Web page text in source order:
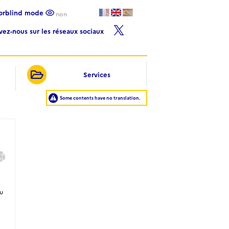
mode non
nous sur les réseaux sociaux
Services
Some contents have no translation.